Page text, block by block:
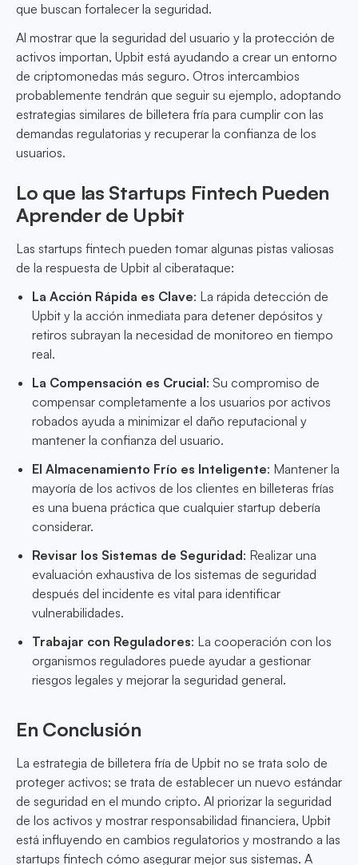
que buscan fortalecer la seguridad.
Al mostrar que la seguridad del usuario y la protección de
activos importan, Upbit está ayudando a crear un entorno
de criptomonedas más seguro. Otros intercambios
probablemente tendrán que seguir su ejemplo, adoptando
estrategias similares de billetera fría para cumplir con las
demandas regulatorias y recuperar la confianza de los
usuarios.
Lo que las Startups Fintech Pueden
Aprender de Upbit
Las startups fintech pueden tomar algunas pistas valiosas
de la respuesta de Upbit al ciberataque:
La Acción Rápida es Clave: La rápida detección de
Upbit y la acción inmediata para detener depósitos y
retiros subrayan la necesidad de monitoreo en tiempo
real.
La Compensación es Crucial: Su compromiso de
compensar completamente a los usuarios por activos
robados ayuda a minimizar el daño reputacional y
mantener la confianza del usuario.
El Almacenamiento Frío es Inteligente: Mantener la
mayoría de los activos de los clientes en billeteras frías
es una buena práctica que cualquier startup debería
considerar.
Revisar los Sistemas de Seguridad: Realizar una
evaluación exhaustiva de los sistemas de seguridad
después del incidente es vital para identificar
vulnerabilidades.
Trabajar con Reguladores: La cooperación con los
organismos reguladores puede ayudar a gestionar
riesgos legales y mejorar la seguridad general.
En Conclusión
La estrategia de billetera fría de Upbit no se trata solo de
proteger activos; se trata de establecer un nuevo estándar
de seguridad en el mundo cripto. Al priorizar la seguridad
de los activos y mostrar responsabilidad financiera, Upbit
está influyendo en cambios regulatorios y mostrando a las
startups fintech cómo asegurar mejor sus sistemas. A